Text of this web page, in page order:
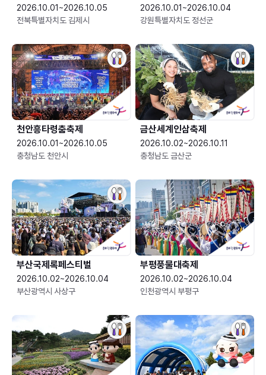
2026.10.01~2026.10.05
전북특별자치도 김제시
2026.10.01~2026.10.04
강원특별자치도 정선군
천안흥타령춤축제
2026.10.01~2026.10.05
충청남도 천안시
금산세계인삼축제
2026.10.02~2026.10.11
충청남도 금산군
부산국제록페스티벌
2026.10.02~2026.10.04
부산광역시 사상구
부평풍물대축제
2026.10.02~2026.10.04
인천광역시 부평구